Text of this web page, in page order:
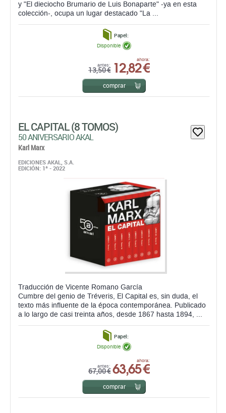
y "El dieciocho Brumario de Luis Bonaparte" -ya en esta
colección-, ocupa un lugar destacado "La ...
Papel:
antes:
13,50 €
ahora:
12,82 €
Disponible
comprar
EL CAPITAL (8 TOMOS)
50 ANIVERSARIO AKAL
Karl Marx
EDICIONES AKAL, S.A.
EDICIÓN: 1ª - 2022
Traducción de Vicente Romano García
Cumbre del genio de Tréveris, El Capital es, sin duda, el
texto más influente de la época contemporánea. Publicado
a lo largo de casi treinta años, desde 1867 hasta 1894, ...
Papel:
antes:
67,00 €
ahora:
63,65 €
Disponible
comprar